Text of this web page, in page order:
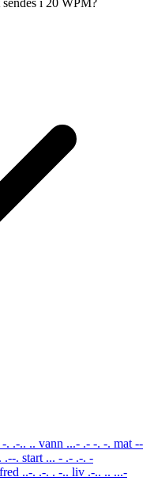
i 20 WPM?
. .-.. .. vann ...- .- -. -. mat --
.--. start ... - .- .-. -
fred ..-. .-. . -.. liv .-.. .. ...-